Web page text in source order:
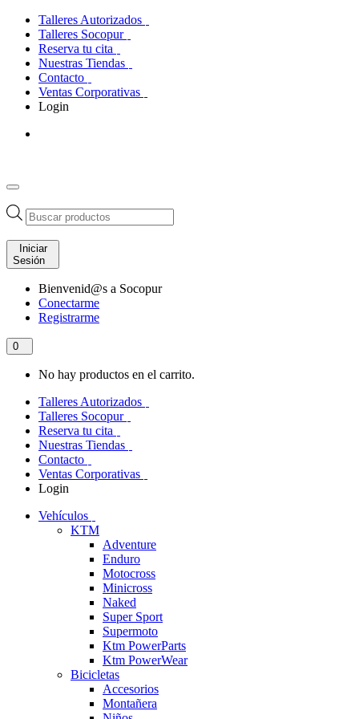
Talleres Autorizados
Talleres Socopur
Reserva tu cita
Nuestras Tiendas
Contacto
Ventas Corporativas
Login
Búsqueda
de
productos
Iniciar
Sesión
Bienvenid@s a Socopur
Conectarme
Registrarme
0
No hay productos en el carrito.
Talleres Autorizados
Talleres Socopur
Reserva tu cita
Nuestras Tiendas
Contacto
Ventas Corporativas
Login
Vehículos
KTM
Adventure
Enduro
Motocross
Minicross
Naked
Super Sport
Supermoto
Ktm PowerParts
Ktm PowerWear
Bicicletas
Accesorios
Montañera